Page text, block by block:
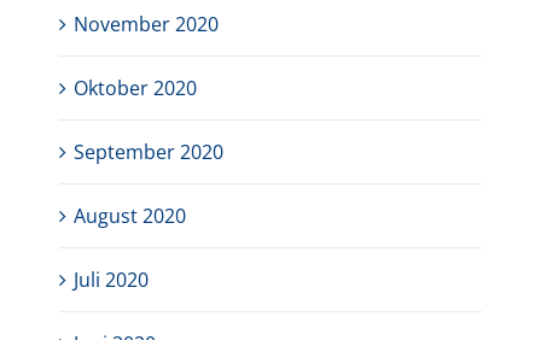
November 2020
Oktober 2020
September 2020
August 2020
Juli 2020